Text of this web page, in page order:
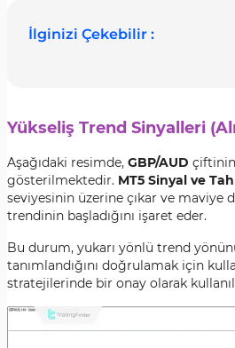
İlginizi Çekebilir :
Yükseliş Trend Sinyalleri
Aşağıdaki resimde, GBP/AUD
gösterilmektedir. MT5 Sinyal ve
seviyesinin üzerine çıkar ve maviye
trendinin başladığını işaret eder.
Bu durum, yukarı yönlü trend
tanımlandığını doğrulamak için
stratejilerinde bir onay olarak